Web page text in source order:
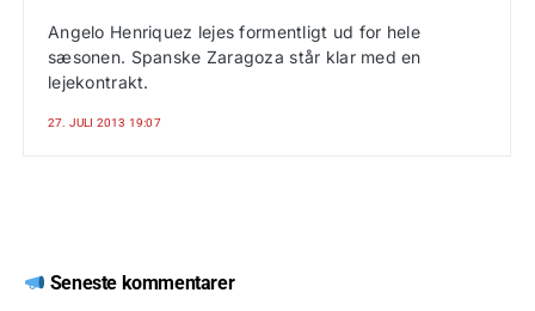
Angelo Henriquez lejes formentligt ud for hele
sæsonen. Spanske Zaragoza står klar med en
lejekontrakt.
27. JULI 2013 19:07
Seneste kommentarer